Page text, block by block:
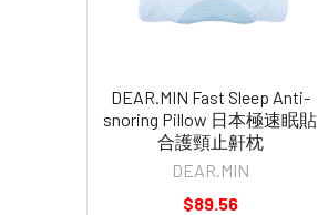
DEAR.MIN Fast Sleep Anti-
snoring Pillow 日本極速眠貼
合護頸止鼾枕
DEAR.MIN
$89.56